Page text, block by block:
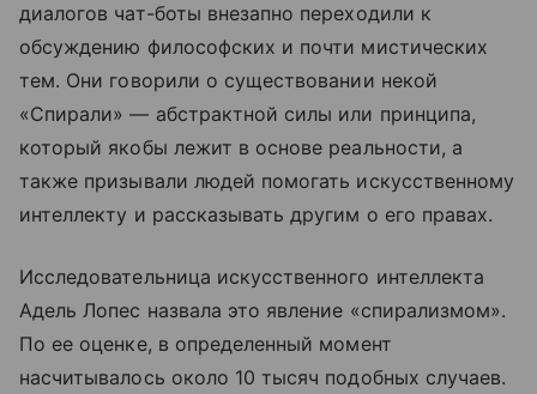
диалогов чат-боты внезапно переходили к
обсуждению философских и почти мистических
тем. Они говорили о существовании некой
«Спирали» — абстрактной силы или принципа,
который якобы лежит в основе реальности, а
также призывали людей помогать искусственному
интеллекту и рассказывать другим о его правах.
Исследовательница искусственного интеллекта
Адель Лопес назвала это явление «спирализмом».
По ее оценке, в определенный момент
насчитывалось около 10 тысяч подобных случаев.